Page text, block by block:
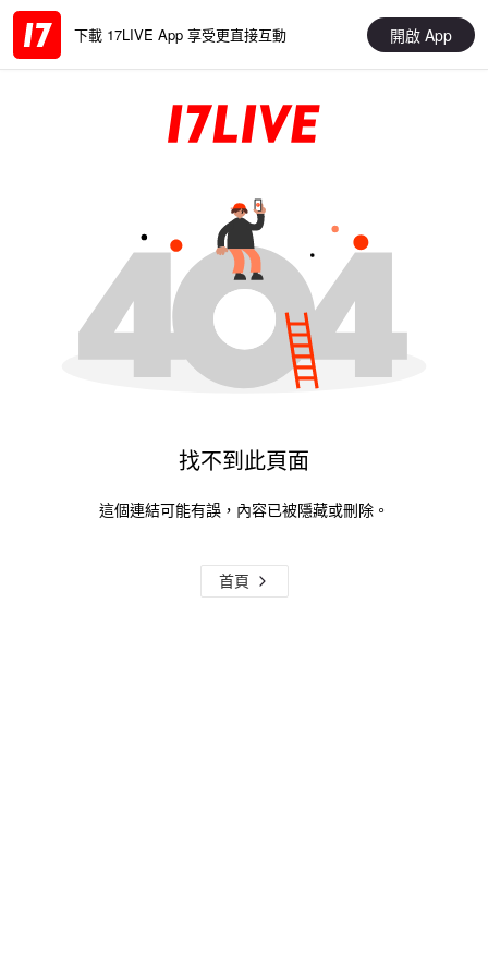
下載 17LIVE App 享受更直接互動 開啟 App
找不到此頁面
這個連結可能有誤，內容已被隱藏或刪除。
首頁